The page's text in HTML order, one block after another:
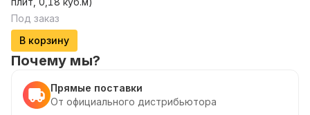
Под заказ
В корзину
Почему мы?
Прямые поставки
От официального дистрибьютора